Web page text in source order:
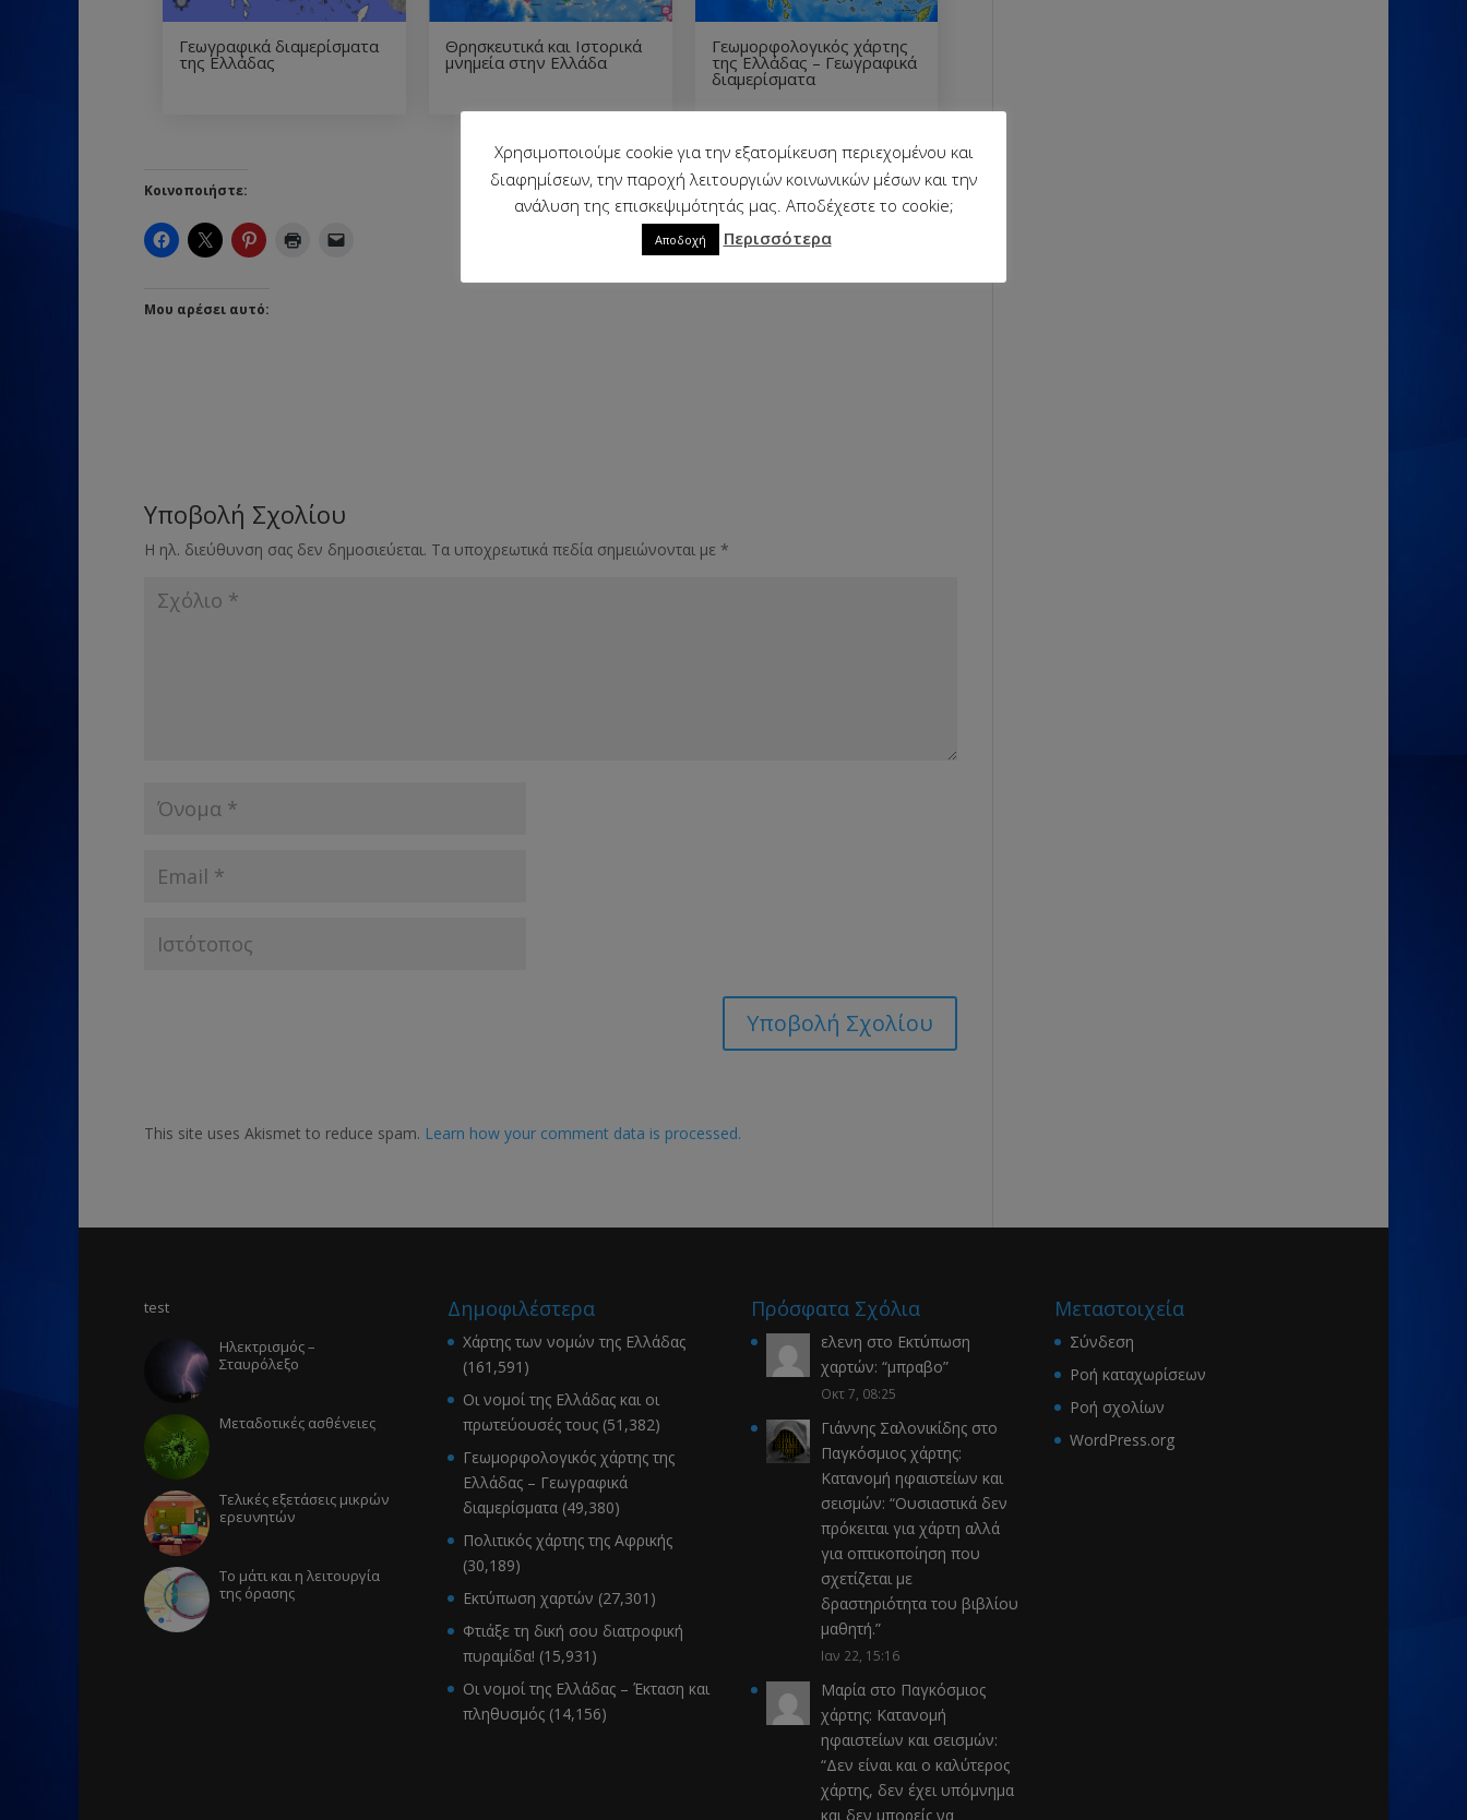
Γεωγραφικά διαμερίσματα
της Ελλάδας
Θρησκευτικά και Ιστορικά
μνημεία στην Ελλάδα
Γεωμορφολογικός χάρτης
της Ελλάδας – Γεωγραφικά
διαμερίσματα
Κοινοποιήστε:
Μου αρέσει αυτό:
Υποβολή Σχολίου
Η ηλ. διεύθυνση σας δεν δημοσιεύεται. Τα υποχρεωτικά πεδία σημειώνονται με *
This site uses Akismet to reduce spam. Learn how your comment data is processed.
test
Ηλεκτρισμός –
Σταυρόλεξο
Μεταδοτικές ασθένειες
Τελικές εξετάσεις μικρών
ερευνητών
Το μάτι και η λειτουργία
της όρασης
Δημοφιλέστερα
Χάρτης των νομών της Ελλάδας
(161,591)
Οι νομοί της Ελλάδας και οι
πρωτεύουσές τους (51,382)
Γεωμορφολογικός χάρτης της
Ελλάδας – Γεωγραφικά
διαμερίσματα (49,380)
Πολιτικός χάρτης της Αφρικής
(30,189)
Εκτύπωση χαρτών (27,301)
Φτιάξε τη δική σου διατροφική
πυραμίδα! (15,931)
Οι νομοί της Ελλάδας – Έκταση και
πληθυσμός (14,156)
Πρόσφατα Σχόλια
ελενη στο Εκτύπωση
χαρτών: “μπραβο”
Οκτ 7, 08:25
Γιάννης Σαλονικίδης στο
Παγκόσμιος χάρτης:
Κατανομή ηφαιστείων και
σεισμών: “Ουσιαστικά δεν
πρόκειται για χάρτη αλλά
για οπτικοποίηση που
σχετίζεται με
δραστηριότητα του βιβλίου
μαθητή.”
Ιαν 22, 15:16
Μαρία στο Παγκόσμιος
χάρτης: Κατανομή
ηφαιστείων και σεισμών:
“Δεν είναι και ο καλύτερος
χάρτης, δεν έχει υπόμνημα
και δεν μπορείς να
Μεταστοιχεία
Σύνδεση
Ροή καταχωρίσεων
Ροή σχολίων
WordPress.org
Χρησιμοποιούμε cookie για την εξατομίκευση περιεχομένου και
διαφημίσεων, την παροχή λειτουργιών κοινωνικών μέσων και την
ανάλυση της επισκεψιμότητάς μας. Αποδέχεστε το cookie;
Αποδοχή Περισσότερα